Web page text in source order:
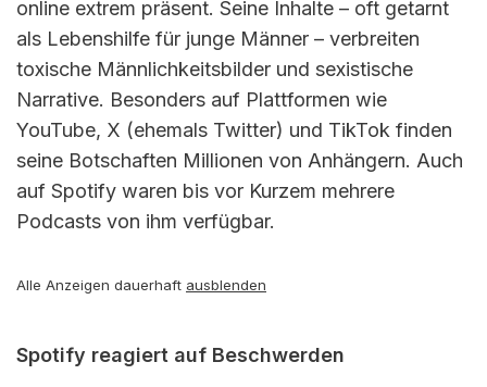
online extrem präsent. Seine Inhalte – oft getarnt
als Lebenshilfe für junge Männer – verbreiten
toxische Männlichkeitsbilder und sexistische
Narrative. Besonders auf Plattformen wie
YouTube, X (ehemals Twitter) und TikTok finden
seine Botschaften Millionen von Anhängern. Auch
auf Spotify waren bis vor Kurzem mehrere
Podcasts von ihm verfügbar.
Alle Anzeigen dauerhaft ausblenden
Spotify reagiert auf Beschwerden